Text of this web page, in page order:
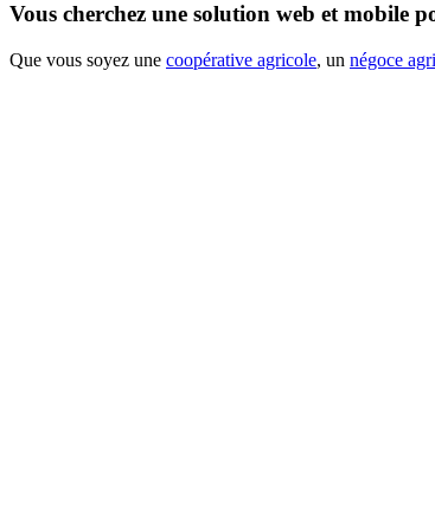
Vous cherchez une solution web et mobile
Que vous soyez une coopérative agricole, un négoce